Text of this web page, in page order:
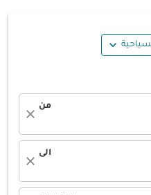
expand_more
من
close
الى
close